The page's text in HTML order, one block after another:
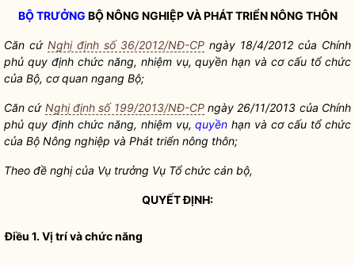
BỘ TRƯỞNG BỘ NÔNG NGHIỆP VÀ PHÁT TRIỂN NÔNG THÔN
Căn cứ Nghị định số 36/2012/NĐ-CP ngày 18/4/2012 của Chính
phủ quy định chức năng, nhiệm vụ,quyền hạn và cơ cấu tổ chức
của Bộ, cơ quan ngang Bộ;
Căn cứ Nghị định số 199/2013/NĐ-CPngày 26/11/2013 của Chính
phủ quy định chức năng, nhiệm vụ,quyền hạn và cơ cấu tổ chức
của Bộ Nông nghiệp và Phát triển nông thôn;
Theo đề nghị của Vụ trưởng Vụ Tổ chức cán bộ,
QUYẾT ĐỊNH:
Điều 1. Vị trí và chức năng